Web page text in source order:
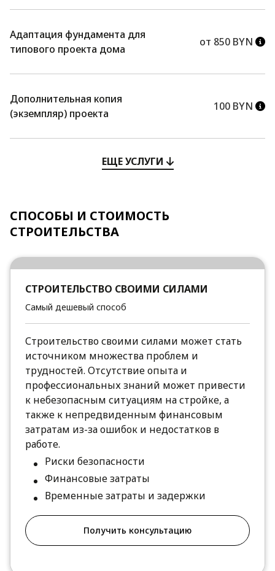
Адаптация фундамента для
типового проекта дома
от 850 BYN
Дополнительная копия
(экземпляр) проекта
100 BYN
ЕЩЕ УСЛУГИ
СПОСОБЫ И СТОИМОСТЬ
СТРОИТЕЛЬСТВА
СТРОИТЕЛЬСТВО СВОИМИ СИЛАМИ
Самый дешевый способ
Строительство своими силами может стать
источником множества проблем и
трудностей. Отсутствие опыта и
профессиональных знаний может привести
к небезопасным ситуациям на стройке, а
также к непредвиденным финансовым
затратам из-за ошибок и недостатков в
работе.
Риски безопасности
Финансовые затраты
Временные затраты и задержки
Получить консультацию